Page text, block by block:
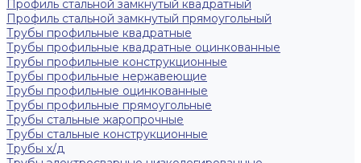
Профиль стальной замкнутый квадратный
Профиль стальной замкнутый прямоугольный
Трубы профильные квадратные
Трубы профильные квадратные оцинкованные
Трубы профильные конструкционные
Трубы профильные нержавеющие
Трубы профильные оцинкованные
Трубы профильные прямоугольные
Трубы стальные жаропрочные
Трубы стальные конструкционные
Трубы х/д